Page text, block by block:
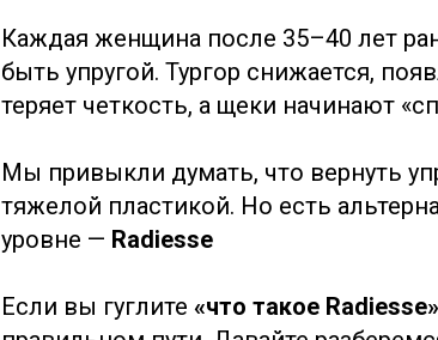
Каждая женщина после 35–40 лет
быть упругой. Тургор снижается,
теряет четкость, а щеки начинают
Мы привыкли думать, что вернуть
тяжелой пластикой. Но есть
уровне — Radiesse
Если вы гуглите «что такое Radiesse»